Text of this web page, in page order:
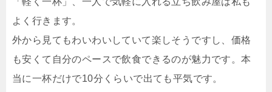
よく行きます。
外から見てもわいわいしていて楽しそうですし、価格
も安くて自分のペースで飲食できるのが魅力です。本
当に一杯だけで10分くらいで出ても平気です。